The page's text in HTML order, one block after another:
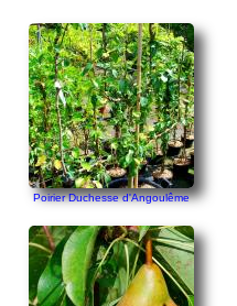
Poirier Duchesse d'Angoulême